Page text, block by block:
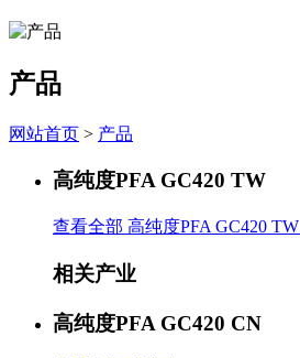
产品
网站首页 > 产品
高纯度PFA GC420 TW
查看全部 高纯度PFA GC420 TW
相关产业
高纯度PFA GC420 CN